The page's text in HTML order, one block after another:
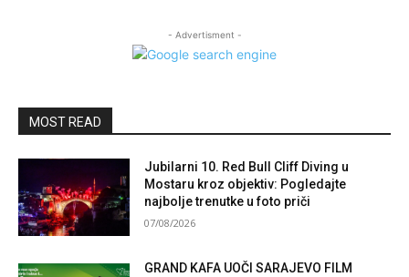
- Advertisment -
MOST READ
Jubilarni 10. Red Bull Cliff Diving u
Mostaru kroz objektiv: Pogledajte
najbolje trenutke u foto priči
07/08/2026
GRAND KAFA UOČI SARAJEVO FILM